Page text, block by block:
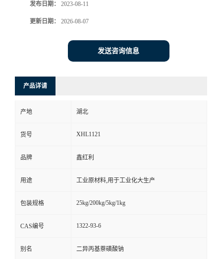
发布日期： 2023-08-11
更新日期： 2026-08-07
发送咨询信息
产品详请
产地 湖北
货号 XHL1121
品牌 鑫红利
用途 工业原材料,用于工业化大生产
包装规格 25kg/200kg/5kg/1kg
CAS编号 1322-93-6
别名 二异丙基萘磺酸钠